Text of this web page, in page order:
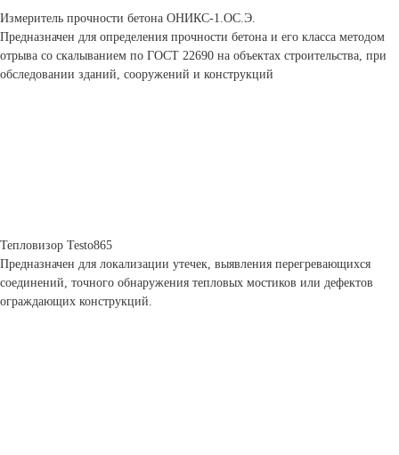
Измеритель прочности бетона ОНИКС-1.ОС.Э.
Предназначен для определения прочности бетона и его класса методом
отрыва со скалыванием по ГОСТ 22690 на объектах строительства, при
обследовании зданий, сооружений и конструкций
Тепловизор Testo865
Предназначен для локализации утечек, выявления перегревающихся
соединений, точного обнаружения тепловых мостиков или дефектов
ограждающих конструкций.